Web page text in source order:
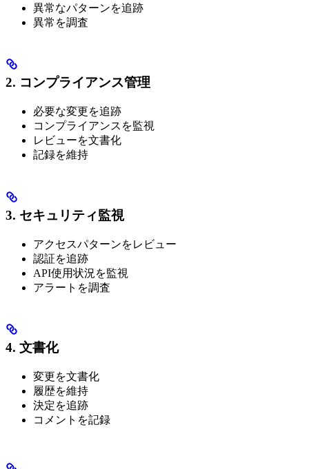
異常なパターンを追跡
異常を調査
2. コンプライアンス管理
必要な変更を追跡
コンプライアンスを監視
レビューを文書化
記録を維持
3. セキュリティ監視
アクセスパターンをレビュー
認証を追跡
API使用状況を監視
アラートを調査
4. 文書化
変更を文書化
履歴を維持
決定を追跡
コメントを記録